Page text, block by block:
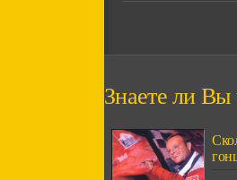
Знаете ли Вы